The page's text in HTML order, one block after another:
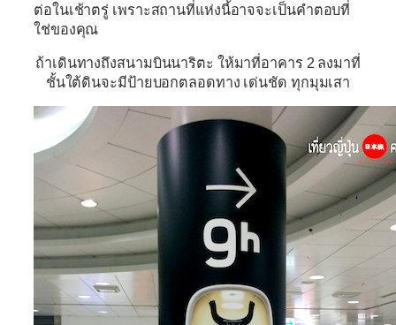
ต่อในเช้าตรู่ เพราะสถานที่แห่งนี้อาจจะเป็นคำตอบที่
ใช่ของคุณ
ถ้าเดินทางถึงสนามบินนาริตะ ให้มาที่อาคาร 2 ลงมาที่
ชั้นใต้ดินจะมีป้ายบอกตลอดทาง เด่นชัด ทุกมุมเสา